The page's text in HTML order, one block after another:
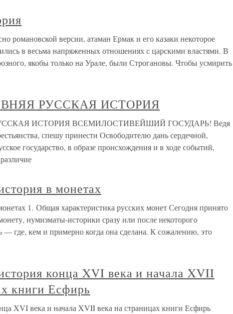
романовской версии, атаман Ермак и его казаки некоторое
в весьма напряженных отношениях с царскими властями. В
якобы только на Урале, были Строгановы. Чтобы усмирить
РУССКАЯ ИСТОРИЯ
ИСТОРИЯ ВСЕМИЛОСТИВЕЙШИЙ ГОСУДАРЬ! Ведя
спешу принести Освободителю дань сердечной,
государство, в образе происхождения и в ходе событий,
в монетах
1. Общая характеристика русских монет Сегодня принято
нумизматы-историки сразу или после некоторого
— где, кем и примерно когда она сделана. К сожалению, это
конца XVI века и начала XVII
книги Есфирь
XVI века и начала XVII века на страницах книги Есфирь